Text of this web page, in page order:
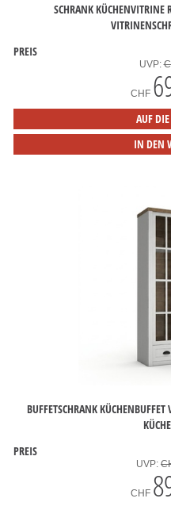
SCHRANK KÜCHENVITRINE
PREIS
UVP:
CHF
AUF
IN DEN
BUFFETSCHRANK
PREIS
UVP:
CHF